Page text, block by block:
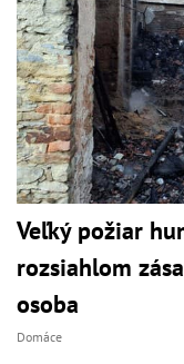
Veľký požiar
rozsiahlom
osoba
Domáce